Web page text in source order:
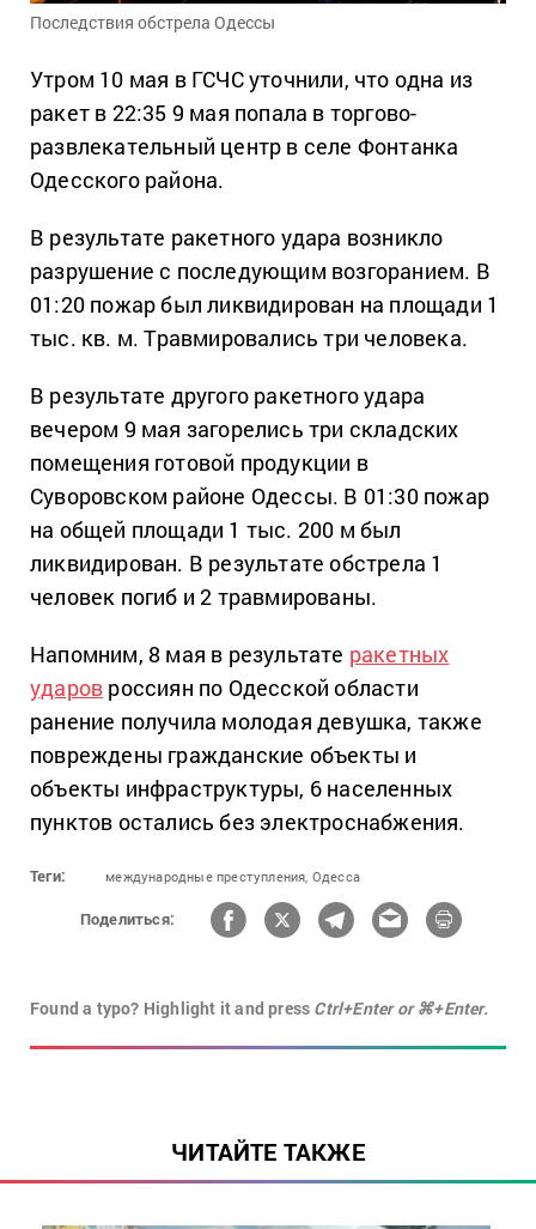
Последствия обстрела Одессы
Утром 10 мая в ГСЧС уточнили, что одна из
ракет в 22:35 9 мая попала в торгово-
развлекательный центр в селе Фонтанка
Одесского района.
В результате ракетного удара возникло
разрушение с последующим возгоранием. В
01:20 пожар был ликвидирован на площади 1
тыс. кв. м. Травмировались три человека.
В результате другого ракетного удара
вечером 9 мая загорелись три складских
помещения готовой продукции в
Суворовском районе Одессы. В 01:30 пожар
на общей площади 1 тыс. 200 м был
ликвидирован. В результате обстрела 1
человек погиб и 2 травмированы.
Напомним, 8 мая в результате ракетных
ударов россиян по Одесской области
ранение получила молодая девушка, также
повреждены гражданские объекты и
объекты инфраструктуры, 6 населенных
пунктов остались без электроснабжения.
Теги: международные преступления, Одесса
Поделиться:
Found a typo? Highlight it and press Ctrl+Enter or ⌘+Enter.
ЧИТАЙТЕ ТАКЖЕ